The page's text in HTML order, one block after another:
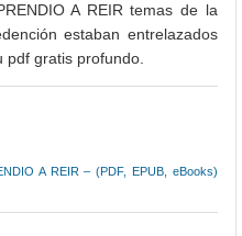
A REIR temas de la
estaban entrelazados
pdf gratis profundo.
A REIR – (PDF, EPUB, eBooks)